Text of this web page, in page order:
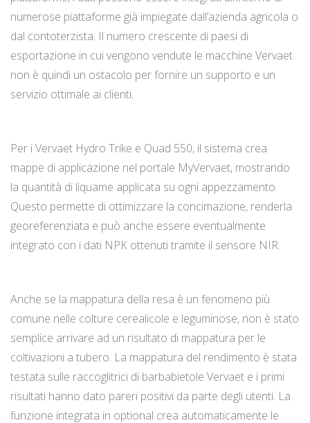
numerose piattaforme già impiegate dall’azienda agricola o
dal contoterzista. Il numero crescente di paesi di
esportazione in cui vengono vendute le macchine Vervaet
non è quindi un ostacolo per fornire un supporto e un
servizio ottimale ai clienti.
Per i Vervaet Hydro Trike e Quad 550, il sistema crea
mappe di applicazione nel portale MyVervaet, mostrando
la quantità di liquame applicata su ogni appezzamento.
Questo permette di ottimizzare la concimazione, renderla
georeferenziata e può anche essere eventualmente
integrato con i dati NPK ottenuti tramite il sensore NIR.
Anche se la mappatura della resa è un fenomeno più
comune nelle colture cerealicole e leguminose, non è stato
semplice arrivare ad un risultato di mappatura per le
coltivazioni a tubero. La mappatura del rendimento è stata
testata sulle raccoglitrici di barbabietole Vervaet e i primi
risultati hanno dato pareri positivi da parte degli utenti. La
funzione integrata in optional crea automaticamente le